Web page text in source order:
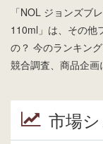
「NOL ジョンズブ
110ml」は、その他
の？ 今のランキン
競合調査、商品企
市場